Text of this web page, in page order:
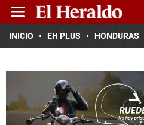
INICIO EH PLUS HONDURAS